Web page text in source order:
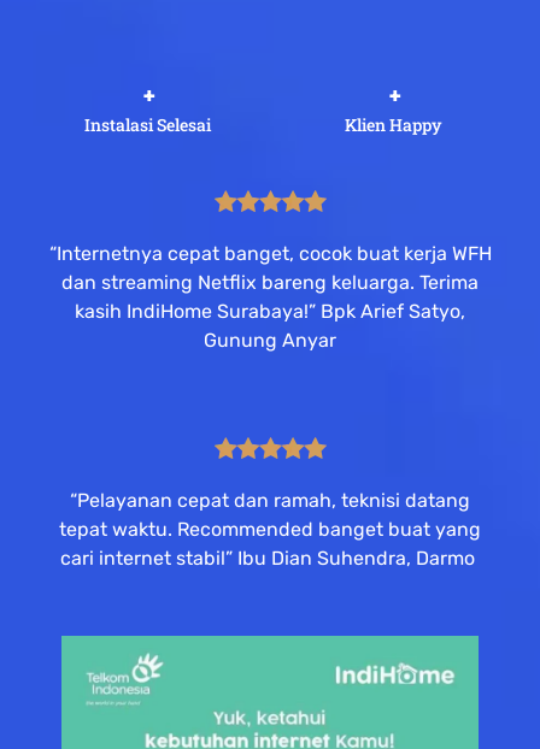
Instalasi Selesai
+
Klien Happy
+
“Internetnya cepat banget, cocok buat kerja WFH
dan streaming Netflix bareng keluarga. Terima
kasih IndiHome Surabaya!” Bpk Arief Satyo,
Gunung Anyar
“Pelayanan cepat dan ramah, teknisi datang
tepat waktu. Recommended banget buat yang
cari internet stabil” Ibu Dian Suhendra, Darmo